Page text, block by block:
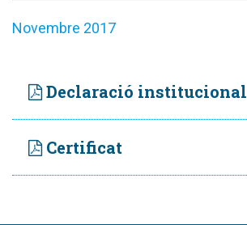
Novembre 2017
Declaració institucional
Certificat